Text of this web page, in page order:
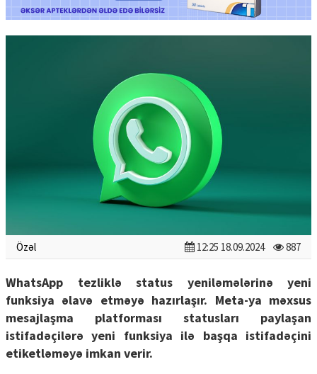
Özəl 12:25 18.09.2024 887
WhatsApp tezliklə status yeniləmələrinə yeni
funksiya əlavə etməyə hazırlaşır. Meta-ya məxsus
mesajlaşma platforması statusları paylaşan
istifadəçilərə yeni funksiya ilə başqa istifadəçini
etiketləməyə imkan verir.